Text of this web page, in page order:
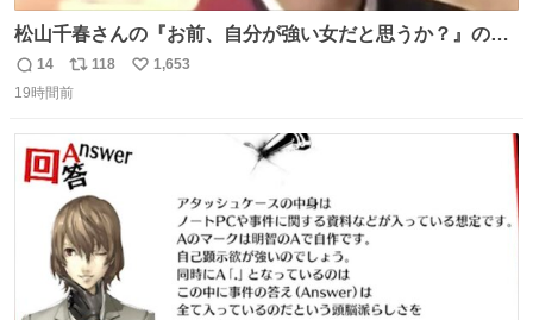
松山千春さんの『お前、自分が強い女だと思うか？』の一
言で… 中森明菜さんが思わず本音をこぼす瞬間😭
返
信
14
リ
ポ
ト
数
118
い
数
1,653
19時間前